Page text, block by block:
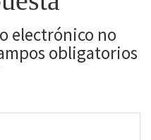
electrónico no
obligatorios